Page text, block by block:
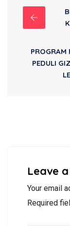
PROGRAM
PEDULI
Leave
Your email
Required